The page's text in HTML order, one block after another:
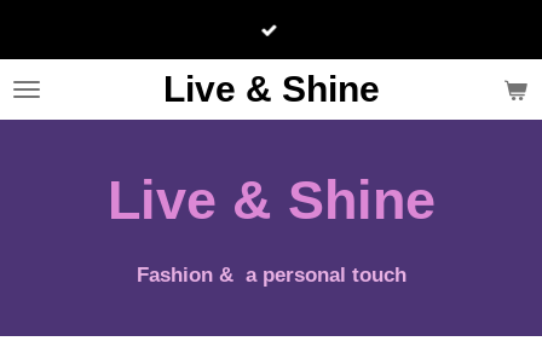
de
hoofdinhoud
Live & Shine
Live & Shine
Fashion & a personal touch